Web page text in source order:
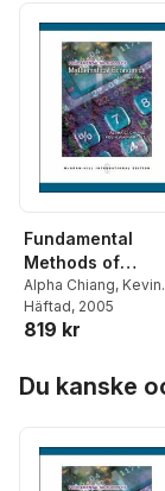
Fundamental
Methods of
Mathematical
Economics
Alpha Chiang, Kevin
Wainwright
Häftad, 2005
819 kr
Du kanske